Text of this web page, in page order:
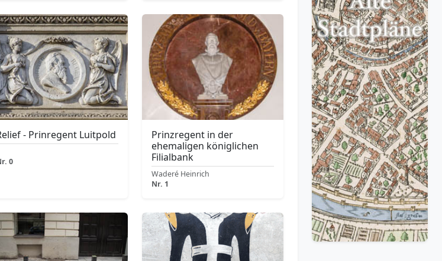
- Prinregent Luitpold
0
Prinzregent in der
ehemaligen königlichen
Filialbank
Waderé Heinrich
Nr. 1